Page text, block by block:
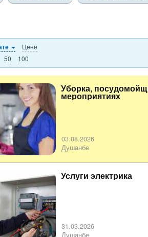
Цене
50
100
Уборка,
мероприятиях
03.08.2026
Душанбе
Услуги электрика
31.03.2026
Душанбе